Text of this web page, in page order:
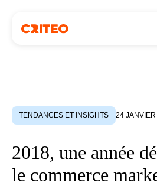
TENDANCES ET INSIGHTS 24
2018, une année
le commerce